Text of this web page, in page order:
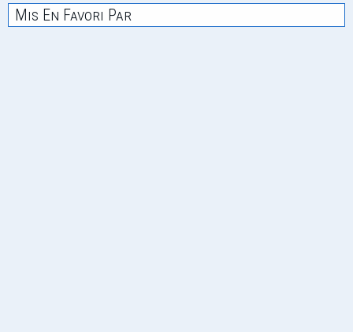
Mis En Favori Par